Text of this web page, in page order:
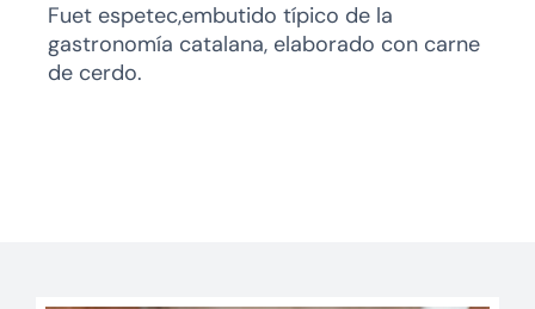
Fuet espetec,embutido típico de la
gastronomía catalana, elaborado con carne
de cerdo.